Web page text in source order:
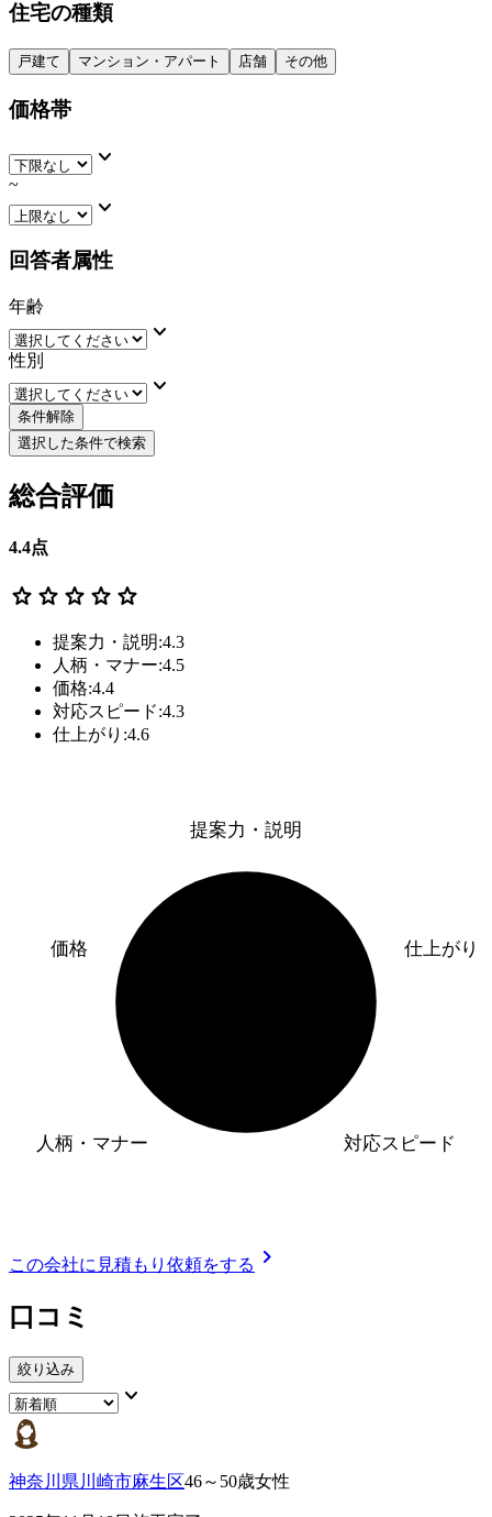
住宅の種類
戸建て マンション・アパート 店舗 その他
価格帯
keyboard_arrow_down
~
keyboard_arrow_down
回答者属性
年齢
keyboard_arrow_down
性別
keyboard_arrow_down
条件解除
選択した条件で検索
総合評価
4.4点
star star star star star
提案力・説明:4.3
人柄・マナー:4.5
価格:4.4
対応スピード:4.3
仕上がり:4.6
提案力・説明
仕上がり
対応スピード
人柄・マナー
価格
この会社に見積もり依頼をする chevron_right
口コミ
絞り込み
keyboard_arrow_down
神奈川県川崎市麻生区46～50歳女性